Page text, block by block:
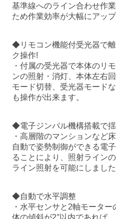
基準線へのライン合わせ作
ため作業効率が大幅にアップ
◆リモコン機能付受光器で
ク操作!
・付属の受光器で本体のリ
ンの照射・消灯、本体左右
モード切替、受光器モード
も操作が出来ます。
◆電子ジンバル機構搭載で
・高層階のマンションなど
自動で姿勢制御ができる電
ることにより、照射ライン
ライン照射を可能にしました
◆自動で水平調整
・水平センサと2軸モータ
体の傾斜が2°以内であれば